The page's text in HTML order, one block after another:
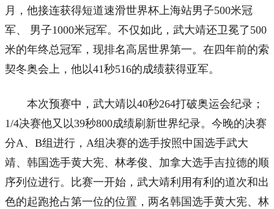
月，他接连获得短道速滑世界杯上海站男子500米冠
军、 男子1000米冠军。不仅如此，武大靖还卫冕了500
米的年终总冠军，现排名高居世界第一。在四年前的索
契冬奥会上，他以41秒516的成绩获得亚军。
本次预赛中，武大靖以40秒264打破奥运会纪录；
1/4决赛他又以39秒800成绩刷新世界纪录。今晚的决赛
分A、B组进行，A组决赛的选手按照中国选手武大
靖、韩国选手黄大宪、林孝俊、加拿大选手吉拉德的顺
序列位进行。比赛一开始，武大靖利用有利的道次和出
色的起跑抢占第一位的位置，两名韩国选手黄大宪、林